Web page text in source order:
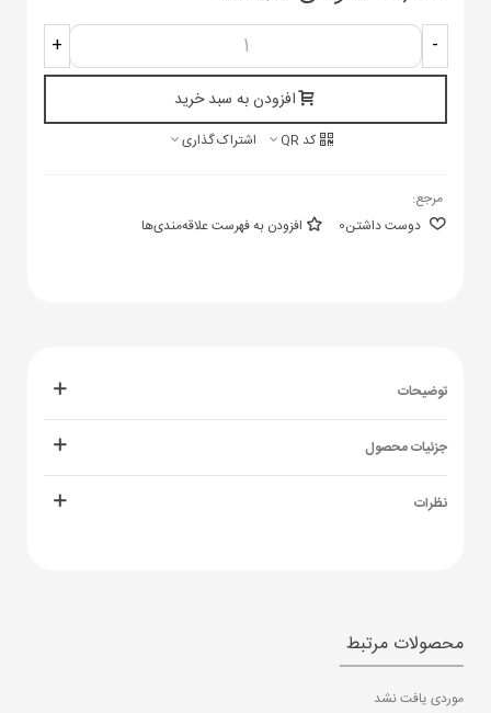
-
+
افزودن به سبد خرید
کد QR اشتراک گذاری
مرجع:
دوست داشتن0 افزودن به فهرست علاقه‌مندی‌ها
توضیحات
جزئیات محصول
نظرات
محصولات مرتبط
موردی یافت نشد